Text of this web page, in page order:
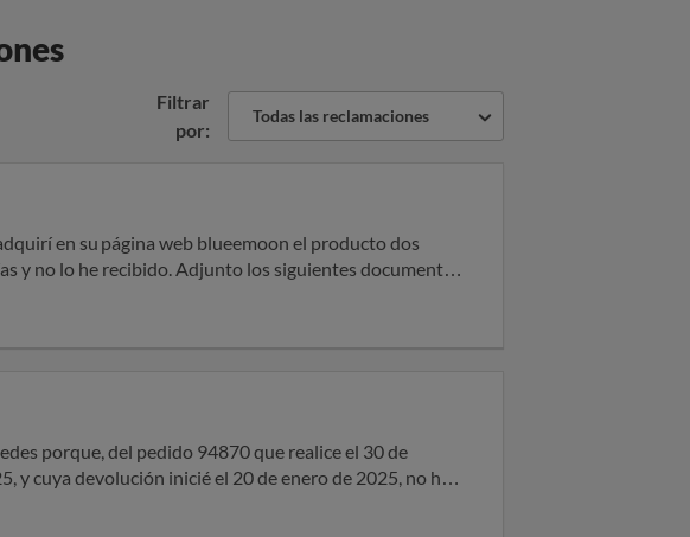
Filtrar
por:
Todas las reclamaciones
Sin otro particular, atentamente.
y cuya devolución inicié el 20 de enero de 2025, no ha
alguna para poder devolver el producto.
la devolución, a través del formulario de la página